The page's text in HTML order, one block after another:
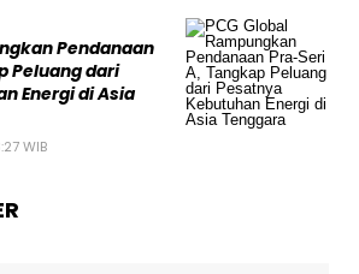
Pendanaan
Peluang dari
Energi di Asia
WIB